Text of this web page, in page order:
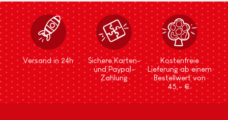
Versand in 24h
Sichere Karten-
und Paypal-
Zahlung
Kostenfreie
Lieferung ab einem
Bestellwert von
45,- €.